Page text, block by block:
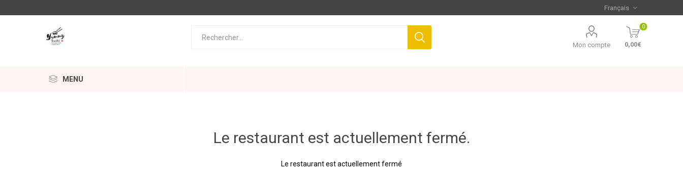
Mon compte
0
0,00€
MENU
Le restaurant est actuellement fermé.
Le restaurant est actuellement fermé